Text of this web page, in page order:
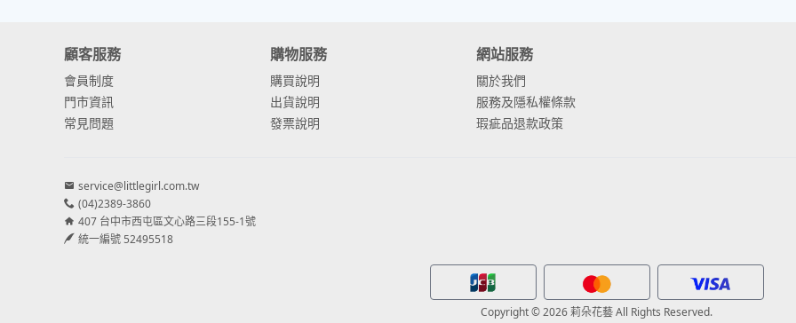
顧客服務
會員制度
門市資訊
常見問題
購物服務
購買說明
出貨說明
發票說明
網站服務
關於我們
服務及隱私權條款
瑕疵品退款政策
service@littlegirl.com.tw
(04)2389-3860
407 台中市西屯區文心路三段155-1號
統一編號 52495518
Copyright © 2026 莉朵花藝 All Rights Reserved.